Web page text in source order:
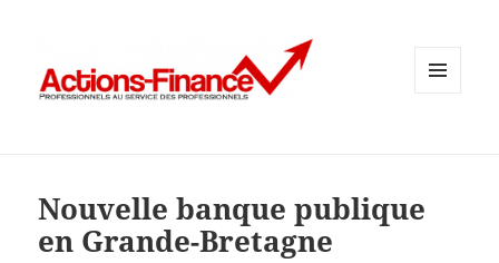
Nouvelle banque publique
en Grande-Bretagne